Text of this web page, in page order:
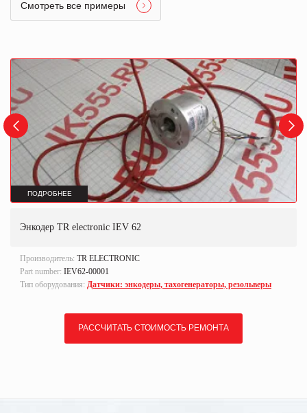
Смотреть все примеры
ПОДРОБНЕЕ
Энкодер TR electronic IEV 62
Производитель: TR ELECTRONIC
Part number: IEV62-00001
Тип оборудования: Датчики: энкодеры, тахогенераторы, резольверы
РАССЧИТАТЬ СТОИМОСТЬ РЕМОНТА